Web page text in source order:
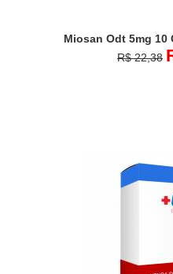
Miosan Odt 5mg 10
R$ 22,38